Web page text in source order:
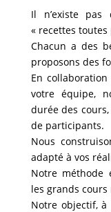
Il n’existe
« recettes toutes
Chacun a des
proposons des
En
votre équipe,
durée des
de participants.
Nous
adapté à vos
Notre méthode
les grands
Notre objectif, à